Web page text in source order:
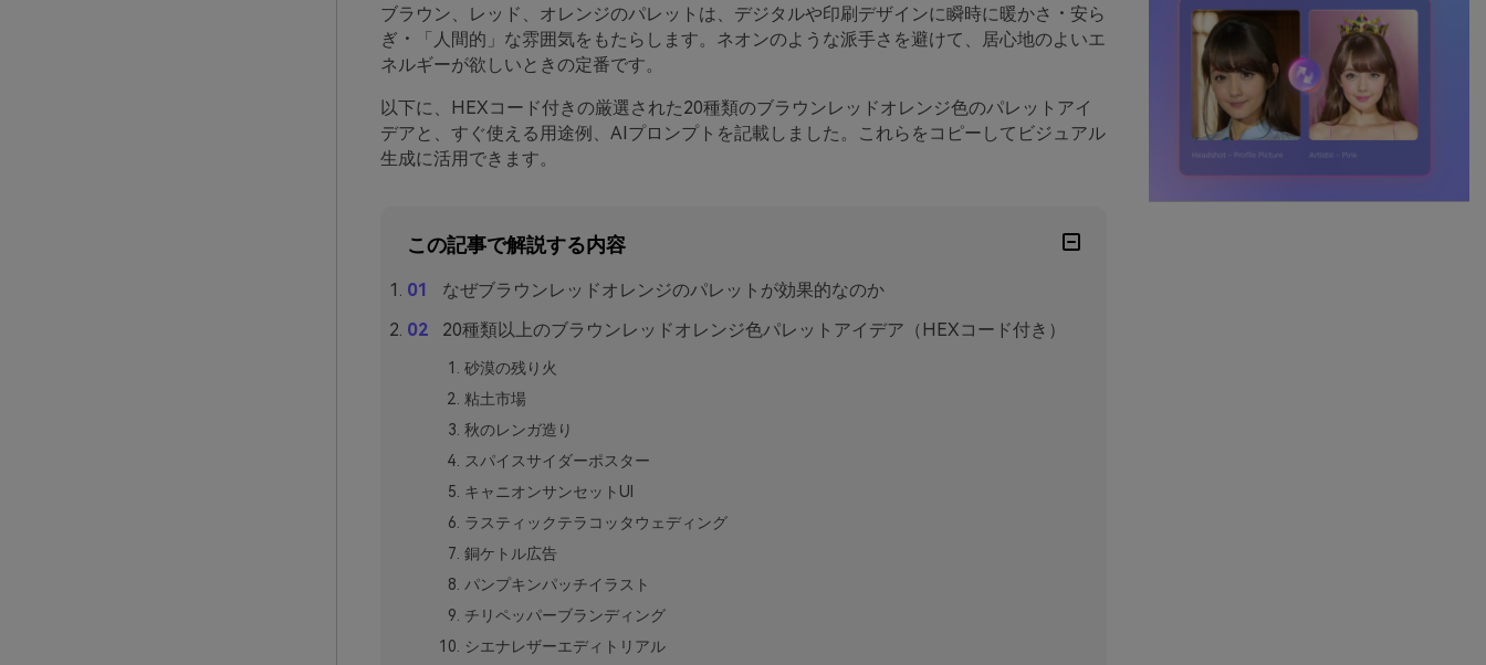
ブラウン、レッド、オレンジのパレットは、デジタルや印刷デザインに瞬時に暖かさ・安ら
ぎ・「人間的」な雰囲気をもたらします。ネオンのような派手さを避けて、居心地のよいエ
ネルギーが欲しいときの定番です。
以下に、HEXコード付きの厳選された20種類のブラウンレッドオレンジ色のパレットアイ
デアと、すぐ使える用途例、AIプロンプトを記載しました。これらをコピーしてビジュアル
生成に活用できます。
この記事で解説する内容
なぜブラウンレッドオレンジのパレットが効果的なのか
20種類以上のブラウンレッドオレンジ色パレットアイデア（HEXコード付き）
砂漠の残り火
粘土市場
秋のレンガ造り
スパイスサイダーポスター
キャニオンサンセットUI
ラスティックテラコッタウェディング
銅ケトル広告
パンプキンパッチイラスト
チリペッパーブランディング
シエナレザーエディトリアル